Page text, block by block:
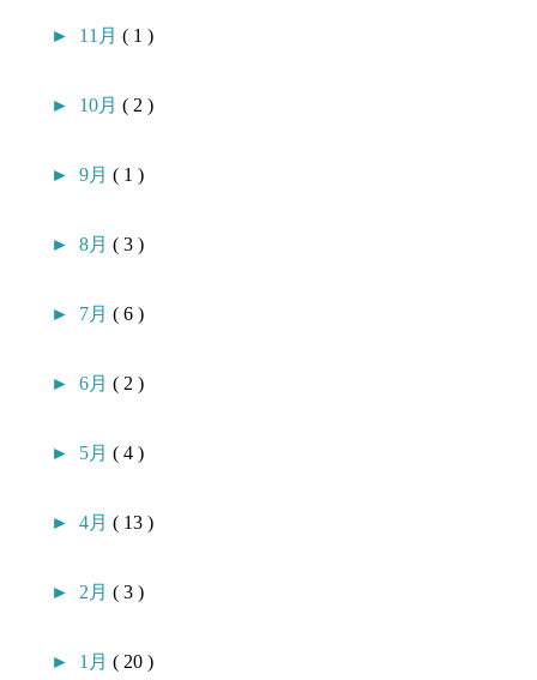
► 11月( 1 )
► 10月( 2 )
►9月( 1 )
►8月( 3 )
► 7月( 6 )
►6月( 2 )
► 5月( 4 )
►4月( 13 )
► 2月( 3 )
► 1月( 20 )